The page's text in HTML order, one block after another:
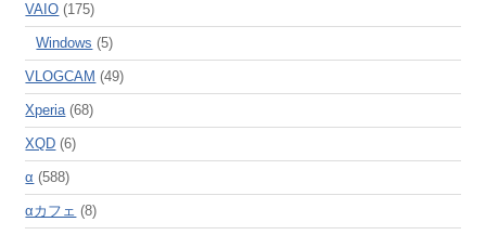
VAIO (175)
Windows (5)
VLOGCAM (49)
Xperia(68)
XQD (6)
α (588)
αカフェ (8)